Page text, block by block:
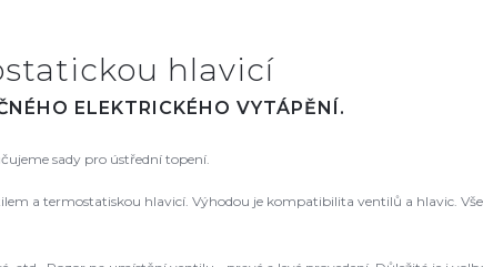
hlavicí
ELEKTRICKÉHO VYTÁPĚNÍ.
sady pro ústřední topení.
a termostatiskou hlavicí. Výhodou je kompatibilita ventilů a hlavic.